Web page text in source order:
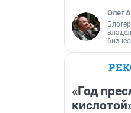
Олег
«Год